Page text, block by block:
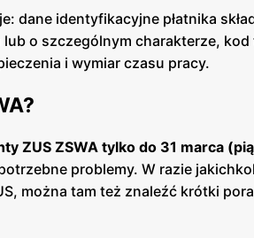
dane identyfikacyjne płatnika
o szczególnym charakterze, kod
i wymiar czasu pracy.
ZUS ZSWA tylko do 31 marca
problemy. W razie
można tam też znaleźć krótki